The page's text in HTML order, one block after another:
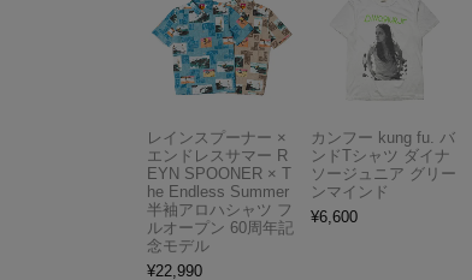
レインスプーナー ×
エンドレスサマー R
EYN SPOONER × T
he Endless Summer
半袖アロハシャツ フ
ルオープン 60周年記
念モデル
¥22,990
カンフー kung fu. バ
ンドTシャツ ダイナ
ソージュニア グリー
ンマインド
¥6,600